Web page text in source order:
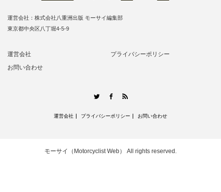
運営会社：株式会社八重洲出版 モーサイ編集部
東京都中央区八丁堀4-5-9
運営会社
プライバシーポリシー
お問い合わせ
TwitterFacebook
運営会社 プライバシーポリシー お問い合わせ
モーサイ（Motorcyclist Web） All rights reserved.